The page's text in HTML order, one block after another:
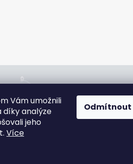
Vám umožnili
díky analýze
jeho
Více
Odmítnout
+420 608 166 670
gsa@gsa-shop.cz